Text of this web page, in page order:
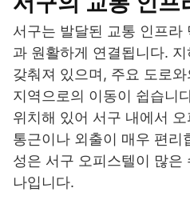
서구는 발달된 교통 인프라
과 원활하게 연결됩니다.
갖춰져 있으며, 주요 도로
지역으로의 이동이 쉽습니
위치해 있어 서구 내에서
통근이나 외출이 매우 편리
성은 서구 오피스텔이 많은
나입니다.